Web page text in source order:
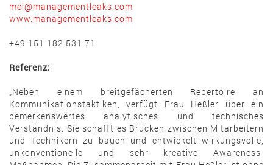
mel@managementleaks.com
www.managementleaks.com
+49 151 182 531 71
Referenz:
„Neben einem breitgefächerten Repertoire an
Kommunikationstaktiken, verfügt Frau Heßler über ein
bemerkenswertes analytisches und technisches
Verständnis. Sie schafft es Brücken zwischen Mitarbeitern
und Technikern zu bauen und entwickelt wirkungsvolle,
unkonventionelle und sehr kreative Awareness-